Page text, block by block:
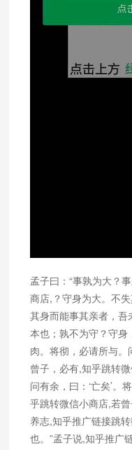
孟子曰：“事孰为大？
商店,？守身为大。不
其身而能事其亲者，吾
本也；孰不为守？守
肉。将彻，必请所与。
曾子，必有,知乎跳转
问有余，曰：‘亡矣’。
乎跳转微信小商店,若
养志,知乎推广链接跳
也。”孟子说,知乎推广